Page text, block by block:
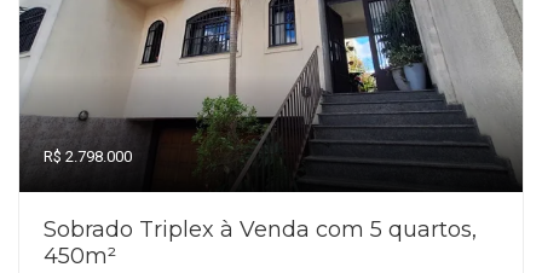
R$ 2.798.000
Sobrado Triplex à Venda com 5 quartos,
450m²